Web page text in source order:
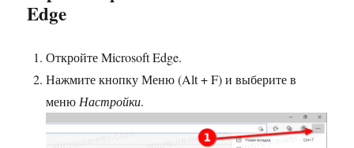
Edge
Откройте Microsoft Edge.
Нажмите кнопку Меню (Alt + F) и выберите в
меню Настройки.